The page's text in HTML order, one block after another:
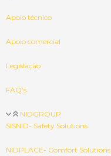
Apoio técnico
Apoio comercial
Legislação
FAQ’s
NIDGROUP
SISNID- Safety Solutions
NIDPLACE- Comfort Solutions